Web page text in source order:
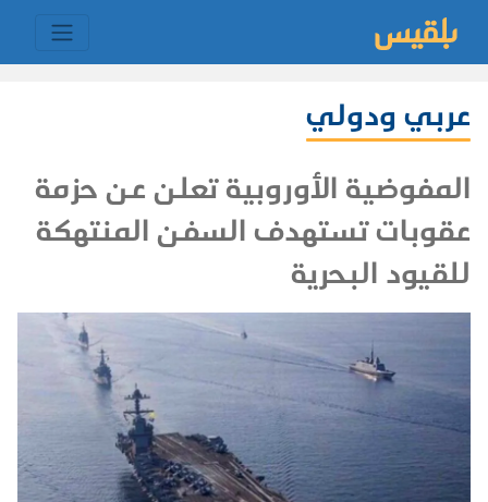
عربي ودولي
المفوضية الأوروبية تعلن عن حزمة
عقوبات تستهدف السفن المنتهكة
للقيود البحرية